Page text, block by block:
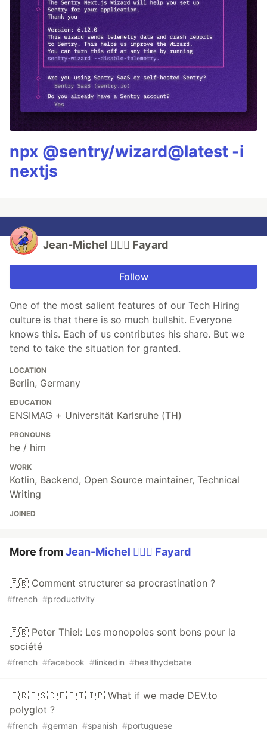
npx @sentry/wizard@latest -i
nextjs
Jean-Michel 🕵🏻‍♂️ Fayard
Follow
One of the most salient features of our Tech Hiring
culture is that there is so much bullshit. Everyone
knows this. Each of us contributes his share. But we
tend to take the situation for granted.
LOCATION
Berlin, Germany
EDUCATION
ENSIMAG + Universität Karlsruhe (TH)
PRONOUNS
he / him
WORK
Kotlin, Backend, Open Source maintainer, Technical
Writing
JOINED
More fromJean-Michel 🕵🏻‍♂️ Fayard
🇫🇷 Comment structurer sa procrastination ?
#french #productivity
🇫🇷 Peter Thiel: Les monopoles sont bons pour la
société
#french #facebook #linkedin #healthydebate
🇫🇷🇪🇸🇩🇪🇮🇹🇯🇵 What if we made DEV.to
polyglot ?
#french #german #spanish #portuguese